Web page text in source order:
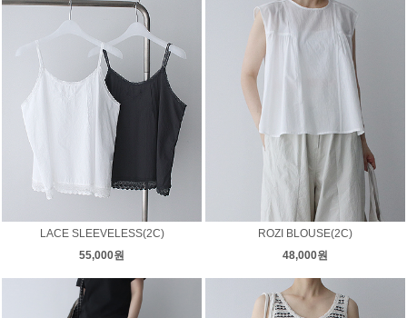
LACE SLEEVELESS(2C)
55,000원
ROZI BLOUSE(2C)
48,000원